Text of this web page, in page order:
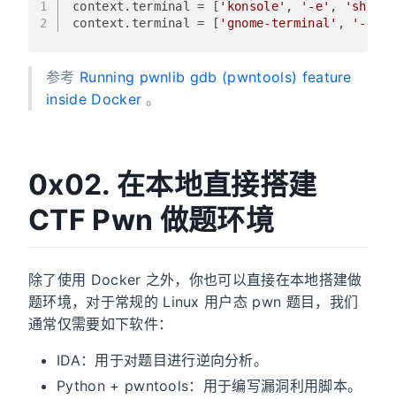
1
2
context.terminal = [ 'konsole' , '-e' , 'sh'
context.terminal = [ 'gnome-terminal' , '-e'
参考 Running pwnlib gdb (pwntools) feature
inside Docker 。
0x02. 在本地直接搭建
CTF Pwn 做题环境
除了使用 Docker 之外，你也可以直接在本地搭建做
题环境，对于常规的 Linux 用户态 pwn 题目，我们
通常仅需要如下软件：
IDA：用于对题目进行逆向分析。
Python + pwntools：用于编写漏洞利用脚本。